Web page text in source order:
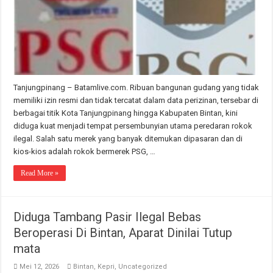
Tanjungpinang – Batamlive.com. Ribuan bangunan gudang yang tidak
memiliki izin resmi dan tidak tercatat dalam data perizinan, tersebar di
berbagai titik Kota Tanjungpinang hingga Kabupaten Bintan, kini
diduga kuat menjadi tempat persembunyian utama peredaran rokok
ilegal. Salah satu merek yang banyak ditemukan dipasaran dan di
kios-kios adalah rokok bermerek PSG, …
Read More »
Diduga Tambang Pasir Ilegal Bebas
Beroperasi Di Bintan, Aparat Dinilai Tutup
mata
Mei 12, 2026 Bintan, Kepri, Uncategorized